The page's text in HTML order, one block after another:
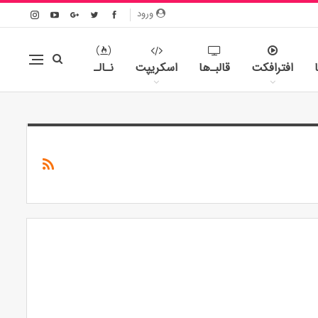
ورود
افترافکت قالبـ‌ها اسکریپت نـالـ